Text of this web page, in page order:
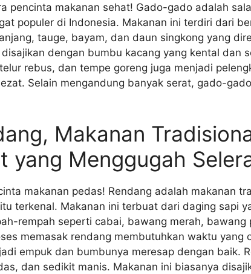
pencinta makanan sehat! Gado-gado adalah
populer di Indonesia. Makanan ini terdiri dari
tauge, bayam, dan daun singkong yang
dengan bumbu kacang yang kental dan
rebus, dan tempe goreng juga menjadi
Selain mengandung banyak serat, gado-
Makanan
yang Menggugah
makanan pedas! Rendang adalah makanan
terkenal. Makanan ini terbuat dari daging sapi
rempah seperti cabai, bawang merah, bawang
memasak rendang membutuhkan waktu yang
empuk dan bumbunya meresap dengan baik.
dan sedikit manis. Makanan ini biasanya